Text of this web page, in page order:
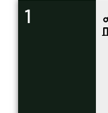
1